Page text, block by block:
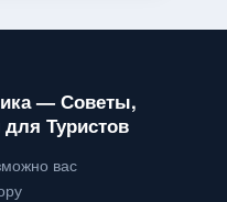
— Советы,
Туристов
вас